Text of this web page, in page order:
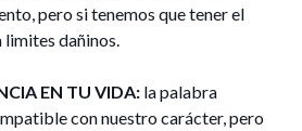
pero si tenemos que tener el
dañinos.
EN TU VIDA: la palabra
con nuestro carácter, pero